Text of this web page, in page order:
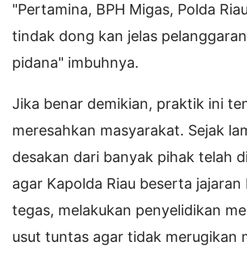
"Pertamina, BPH Migas, Polda
tindak dong kan jelas
pidana" imbuhnya.
Jika benar demikian, praktik ini
meresahkan masyarakat. Sejak
desakan dari banyak pihak telah
agar Kapolda Riau beserta
tegas, melakukan penyelidikan
usut tuntas agar tidak merugikan